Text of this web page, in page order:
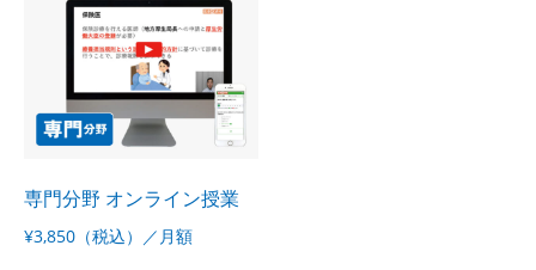
専門分野 オンライン授業
¥3,850（税込）／月額